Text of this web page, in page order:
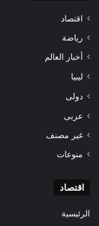
اقتصاد
رياضة
أخبار العالم
ليبيا
دولى
عربى
غير مصنف
منوعات
اقتصاد
الرئيسية